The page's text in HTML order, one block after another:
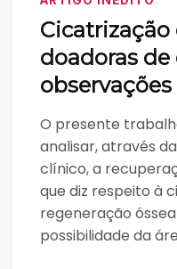
Cicatrização
doadoras de
O presente
analisar, através
clínico, a
que diz respeito à
regeneração
possibilidade da